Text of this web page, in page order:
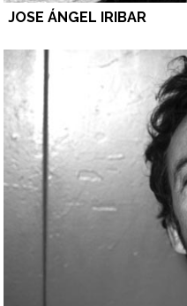
JOSE ÁNGEL IRIBAR